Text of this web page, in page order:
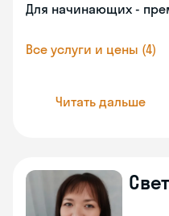
Для начинающих -
Все услуги и цены (4)
Читать дальше